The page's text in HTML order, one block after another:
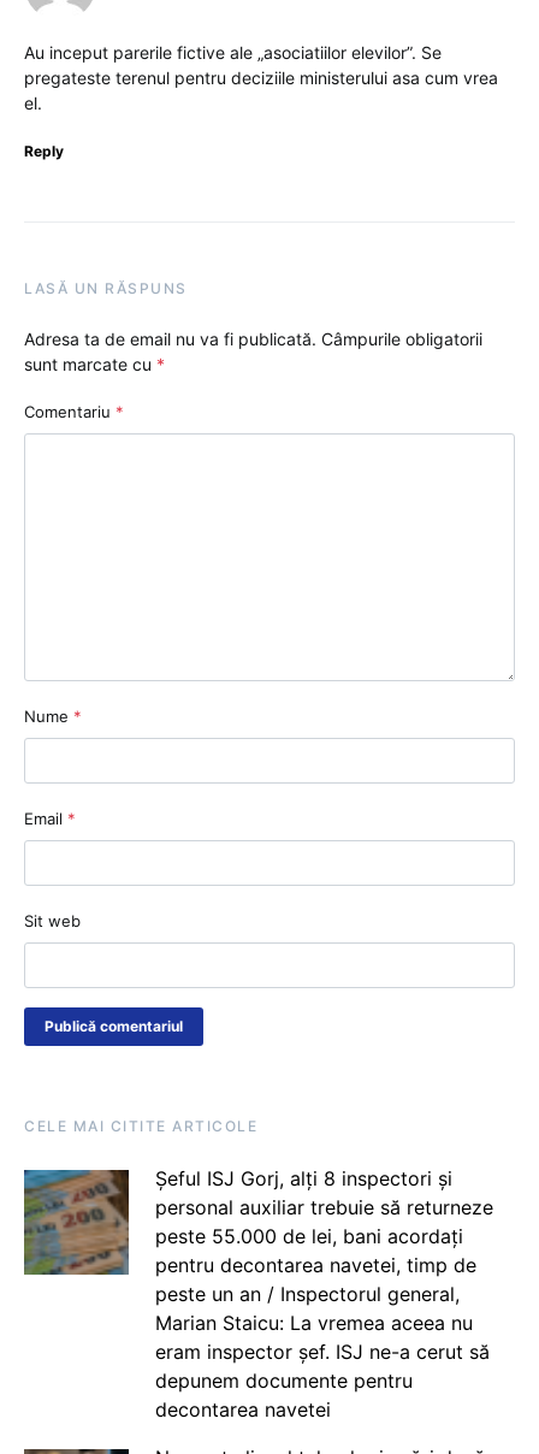
Au inceput parerile fictive ale „asociatiilor elevilor”. Se
pregateste terenul pentru deciziile ministerului asa cum vrea
el.
Reply
LASĂ UN RĂSPUNS
Adresa ta de email nu va fi publicată. Câmpurile obligatorii
sunt marcate cu *
Comentariu *
Nume *
Email *
Sit web
CELE MAI CITITE ARTICOLE
Șeful ISJ Gorj, alți 8 inspectori și
personal auxiliar trebuie să returneze
peste 55.000 de lei, bani acordați
pentru decontarea navetei, timp de
peste un an / Inspectorul general,
Marian Staicu: La vremea aceea nu
eram inspector șef. ISJ ne-a cerut să
depunem documente pentru
decontarea navetei